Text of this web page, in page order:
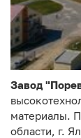
Завод
материалы.
области, г.